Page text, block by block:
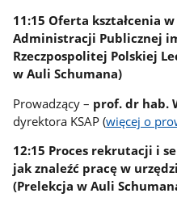
11:15 Oferta kształcenia
Administracji Publicznej
Rzeczpospolitej Polskiej
w Auli Schumana)
Prowadzący – prof. dr hab.
dyrektora KSAP (więcej o
12:15 Proces rekrutacji i
jak znaleźć pracę w
(Prelekcja w Auli